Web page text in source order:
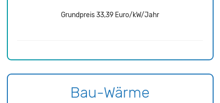
Grundpreis 33,39 Euro/kW/Jahr
Bau-Wärme